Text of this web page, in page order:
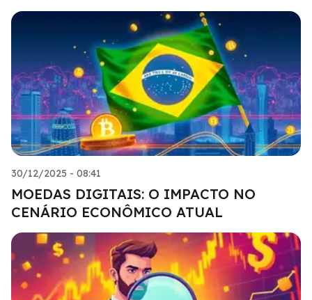
30/12/2025 - 08:41
MOEDAS DIGITAIS: O IMPACTO NO
CENÁRIO ECONÔMICO ATUAL